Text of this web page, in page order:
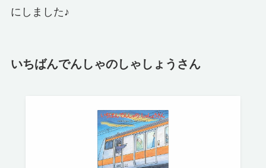
にしました♪
いちばんでんしゃのしゃしょうさん